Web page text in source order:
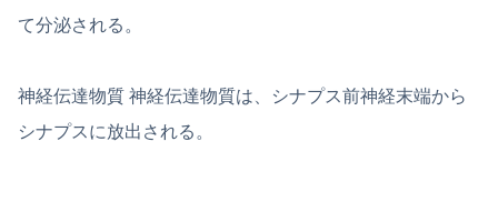
て分泌される。
神経伝達物質 神経伝達物質は、シナプス前神経末端から
シナプスに放出される。